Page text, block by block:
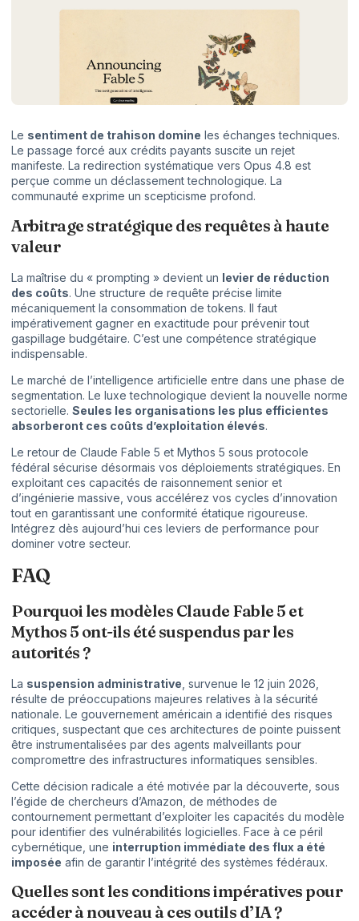
Le sentiment de trahison domine les échanges techniques.
Le passage forcé aux crédits payants suscite un rejet
manifeste. La redirection systématique vers Opus 4.8 est
perçue comme un déclassement technologique. La
communauté exprime un scepticisme profond.
Arbitrage stratégique des requêtes à haute
valeur
La maîtrise du « prompting » devient un levier de réduction
des coûts. Une structure de requête précise limite
mécaniquement la consommation de tokens. Il faut
impérativement gagner en exactitude pour prévenir tout
gaspillage budgétaire. C’est une compétence stratégique
indispensable.
Le marché de l’intelligence artificielle entre dans une phase de
segmentation. Le luxe technologique devient la nouvelle norme
sectorielle. Seules les organisations les plus efficientes
absorberont ces coûts d’exploitation élevés.
Le retour de Claude Fable 5 et Mythos 5 sous protocole
fédéral sécurise désormais vos déploiements stratégiques. En
exploitant ces capacités de raisonnement senior et
d’ingénierie massive, vous accélérez vos cycles d’innovation
tout en garantissant une conformité étatique rigoureuse.
Intégrez dès aujourd’hui ces leviers de performance pour
dominer votre secteur.
FAQ
Pourquoi les modèles Claude Fable 5 et
Mythos 5 ont-ils été suspendus par les
autorités ?
La suspension administrative , survenue le 12 juin 2026,
résulte de préoccupations majeures relatives à la sécurité
nationale. Le gouvernement américain a identifié des risques
critiques, suspectant que ces architectures de pointe puissent
être instrumentalisées par des agents malveillants pour
compromettre des infrastructures informatiques sensibles.
Cette décision radicale a été motivée par la découverte, sous
l’égide de chercheurs d’Amazon, de méthodes de
contournement permettant d’exploiter les capacités du modèle
pour identifier des vulnérabilités logicielles. Face à ce péril
cybernétique, une interruption immédiate des flux a été
imposée afin de garantir l’intégrité des systèmes fédéraux.
Quelles sont les conditions impératives pour
accéder à nouveau à ces outils d’IA ?